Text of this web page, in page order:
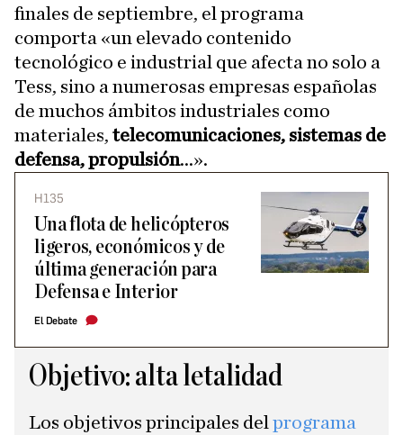
finales de septiembre, el programa
comporta «un elevado contenido
tecnológico e industrial que afecta no solo a
Tess, sino a numerosas empresas españolas
de muchos ámbitos industriales como
materiales, telecomunicaciones, sistemas de
defensa, propulsión...».
H135
Una flota de helicópteros
ligeros, económicos y de
última generación para
Defensa e Interior
El Debate
Objetivo: alta letalidad
Los objetivos principales del programa